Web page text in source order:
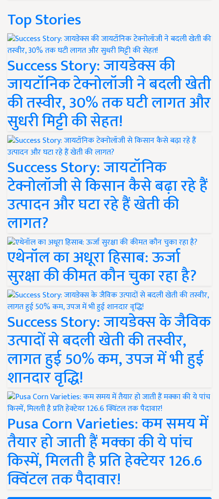
Top Stories
Success Story: जायडेक्स की
जायटॉनिक टेक्नोलॉजी ने बदली खेती
की तस्वीर, 30% तक घटी लागत और
सुधरी मिट्टी की सेहत!
Success Story: जायटॉनिक
टेक्नोलॉजी से किसान कैसे बढ़ा रहे हैं
उत्पादन और घटा रहे हैं खेती की
लागत?
एथेनॉल का अधूरा हिसाब: ऊर्जा
सुरक्षा की कीमत कौन चुका रहा है?
Success Story: जायडेक्स के जैविक
उत्पादों से बदली खेती की तस्वीर,
लागत हुई 50% कम, उपज में भी हुई
शानदार वृद्धि!
Pusa Corn Varieties: कम समय में
तैयार हो जाती हैं मक्का की ये पांच
किस्में, मिलती है प्रति हेक्टेयर 126.6
क्विंटल तक पैदावार!